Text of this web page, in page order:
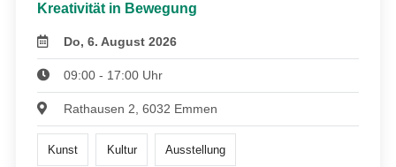
Kreativität in Bewegung
Do, 6. August 2026
09:00 - 17:00 Uhr
Rathausen 2, 6032 Emmen
Kunst Kultur Ausstellung